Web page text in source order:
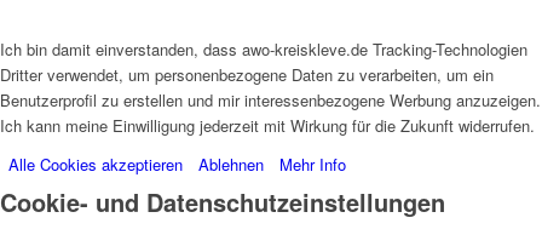
Ich bin damit einverstanden, dass awo-kreiskleve.de Tracking-Technologien
Dritter verwendet, um personenbezogene Daten zu verarbeiten, um ein
Benutzerprofil zu erstellen und mir interessenbezogene Werbung anzuzeigen.
Ich kann meine Einwilligung jederzeit mit Wirkung für die Zukunft widerrufen.
Alle Cookies akzeptieren
Ablehnen Mehr Info
Cookie- und Datenschutzeinstellungen